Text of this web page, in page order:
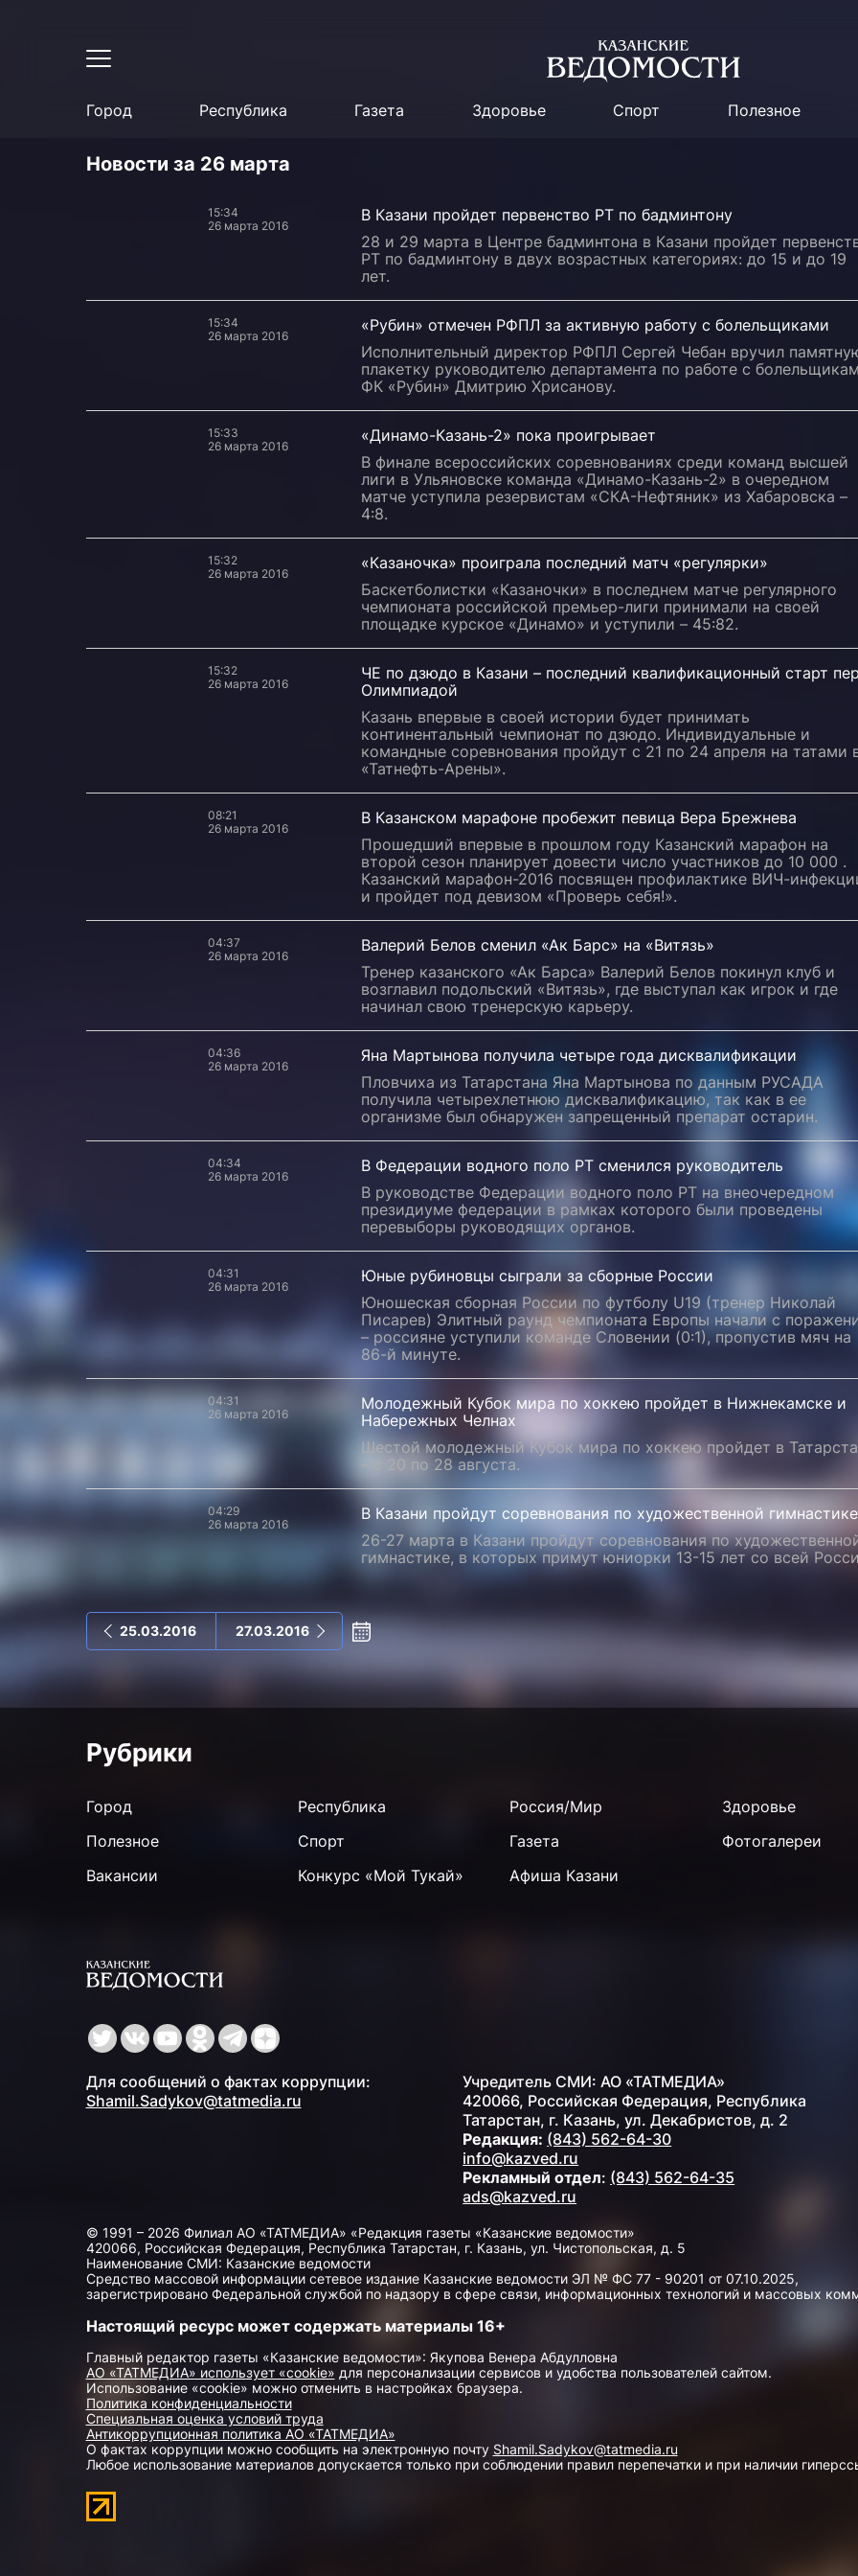
Город Республика Газета Здоровье Спорт Полезное
Новости за 26 марта
15:34
26 марта 2016
В Казани пройдет первенство РТ по бадминтону
28 и 29 марта в Центре бадминтона в Казани пройдет
РТ по бадминтону в двух возрастных категориях: до 15 и до 19
лет.
15:34
26 марта 2016
«Рубин» отмечен РФПЛ за активную работу с болельщиками
Исполнительный директор РФПЛ Сергей Чебан вручил
плакетку руководителю департамента по работе с
ФК «Рубин» Дмитрию Хрисанову.
15:33
26 марта 2016
«Динамо-Казань-2» пока проигрывает
В финале всероссийских соревнованиях среди команд высшей
лиги в Ульяновске команда «Динамо-Казань-2» в очередном
матче уступила резервистам «СКА-Нефтяник» из Хабаровска –
4:8.
15:32
26 марта 2016
«Казаночка» проиграла последний матч «регулярки»
Баскетболистки «Казаночки» в последнем матче регулярного
чемпионата российской премьер-лиги принимали на своей
площадке курское «Динамо» и уступили – 45:82.
15:32
26 марта 2016
ЧЕ по дзюдо в Казани – последний квалификационный старт
Олимпиадой
Казань впервые в своей истории будет принимать
континентальный чемпионат по дзюдо. Индивидуальные и
командные соревнования пройдут с 21 по 24 апреля на татами
«Татнефть-Арены».
08:21
26 марта 2016
В Казанском марафоне пробежит певица Вера Брежнева
Прошедший впервые в прошлом году Казанский марафон на
второй сезон планирует довести число участников до 10 000 .
Казанский марафон-2016 посвящен профилактике ВИЧ-
и пройдет под девизом «Проверь себя!».
04:37
26 марта 2016
Валерий Белов сменил «Ак Барс» на «Витязь»
Тренер казанского «Ак Барса» Валерий Белов покинул клуб и
возглавил подольский «Витязь», где выступал как игрок и где
начинал свою тренерскую карьеру.
04:36
26 марта 2016
Яна Мартынова получила четыре года дисквалификации
Пловчиха из Татарстана Яна Мартынова по данным РУСАДА
получила четырехлетнюю дисквалификацию, так как в ее
организме был обнаружен запрещенный препарат остарин.
04:34
26 марта 2016
В Федерации водного поло РТ сменился руководитель
В руководстве Федерации водного поло РТ на внеочередном
президиуме федерации в рамках которого были проведены
перевыборы руководящих органов.
04:31
26 марта 2016
Юные рубиновцы сыграли за сборные России
Юношеская сборная России по футболу U19 (тренер Николай
Писарев) Элитный раунд чемпионата Европы начали с
– россияне уступили команде Словении (0:1), пропустив мяч на
86-й минуте.
04:31
26 марта 2016
Молодежный Кубок мира по хоккею пройдет в Нижнекамске и
Набережных Челнах
Шестой молодежный Кубок мира по хоккею пройдет в
– с 20 по 28 августа.
04:29
26 марта 2016
В Казани пройдут соревнования по художественной гимнастике
26-27 марта в Казани пройдут соревнования по
гимнастике, в которых примут юниорки 13-15 лет со всей
25.03.2016 27.03.2016
Рубрики
Город Республика Россия/Мир
Здоровье
Полезное
Спорт Газета
Фотогалереи
Вакансии
Конкурс «Мой Тукай» Афиша Казани
Для сообщений о фактах коррупции:
Shamil.Sadykov@tatmedia.ru
Учредитель СМИ: АО «ТАТМЕДИА»
420066, Российская Федерация, Республика
Татарстан, г. Казань, ул. Декабристов, д. 2
Редакция: (843) 562-64-30
info@kazved.ru
Рекламный отдел: (843) 562-64-35
ads@kazved.ru
© 1991 – 2026 Филиал АО «ТАТМЕДИА» «Редакция газеты «Казанские ведомости»
420066, Российская Федерация, Республика Татарстан, г. Казань, ул. Чистопольская, д. 5
Наименование СМИ: Казанские ведомости
Средство массовой информации сетевое издание Казанские ведомости ЭЛ № ФС 77 - 90201 от 07.10.2025,
зарегистрировано Федеральной службой по надзору в сфере связи, информационных технологий и массовых
Настоящий ресурс может содержать материалы 16+
Главный редактор газеты «Казанские ведомости»: Якупова Венера Абдулловна
АО «ТАТМЕДИА» использует «cookie» для персонализации сервисов и удобства пользователей сайтом.
Использование «cookie» можно отменить в настройках браузера.
Политика конфиденциальности
Специальная оценка условий труда
Антикоррупционная политика АО «ТАТМЕДИА»
О фактах коррупции можно сообщить на электронную почту Shamil.Sadykov@tatmedia.ru
Любое использование материалов допускается только при соблюдении правил перепечатки и при наличии